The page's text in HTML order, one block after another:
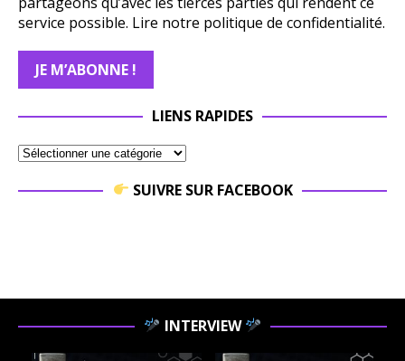
service possible. Lire notre politique de confidentialité.
LIENS RAPIDES
SUIVRE SUR FACEBOOK
INTERVIEW